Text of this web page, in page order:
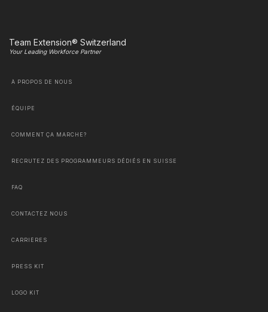
Team Extension® Switzerland
Your Leading Workforce Partner
À PROPOS DE NOUS
ÉQUIPE
COMMENT ÇA MARCHE?
RECRUTEZ DES PROGRAMMEURS DÉDIÉS EN SUISSE
FAQ
CONTACTEZ NOUS
CARRIÈRES
PRESS KIT
LOGO KIT